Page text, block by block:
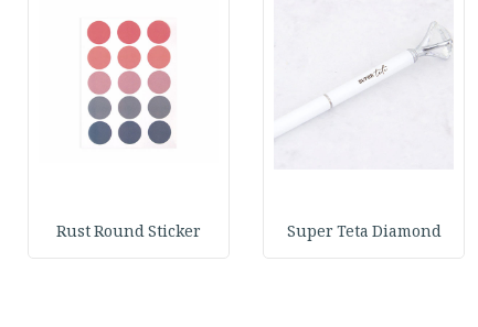
Super Teta Diamond
Rust Round Sticker